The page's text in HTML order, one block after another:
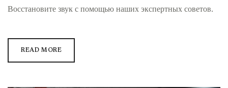
Восстановите звук с помощью наших экспертных советов.
READ MORE